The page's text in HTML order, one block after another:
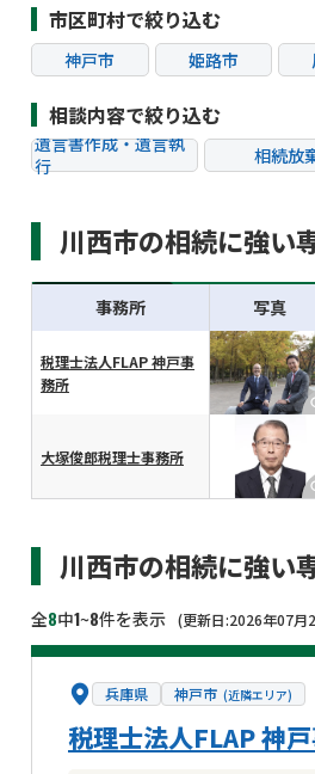
市区町村で絞り込む
神戸市 姫路市
相談内容で絞り込む
遺言書作成・遺言執
行
相続放
贈与税
生前対
川西市の相続に強い
横スクロール可能
事務所 写真
税理士法人FLAP 神戸事
務所
大塚俊郎税理士事務所
川西市の相続に強い
全8中1~8件を表示 (更新日:2026年07月
兵庫県 神戸市 (近隣エリア)
税理士法人FLAP 神